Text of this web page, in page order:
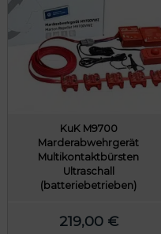
KuK M9700
Marderabwehrgerät
Multikontaktbürsten
Ultraschall
(batteriebetrieben)
219,00 €